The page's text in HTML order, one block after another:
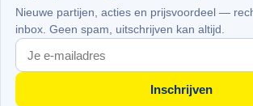
Nieuwe partijen, acties en prijsvoordeel —
inbox. Geen spam, uitschrijven kan altijd.
Inschrijven